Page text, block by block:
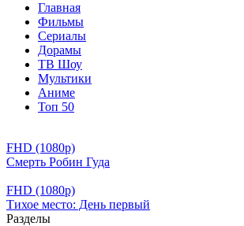
Главная
Фильмы
Сериалы
Дорамы
ТВ Шоу
Мультики
Аниме
Топ 50
FHD (1080p)
Смерть Робин Гуда
FHD (1080p)
Тихое место: День первый
Разделы